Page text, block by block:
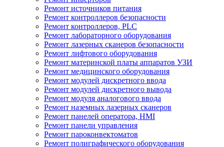
Ремонт источников питания
Ремонт контроллеров безопасности
Ремонт контроллеров, PLC
Ремонт лабораторного оборудования
Ремонт лазерных сканеров безопасности
Ремонт лифтового оборудования
Ремонт материнской платы аппаратов УЗИ
Ремонт медицинского оборудования
Ремонт модулей дискретного ввода
Ремонт модулей дискретного вывода
Ремонт модуля аналогового ввода
Ремонт наземных лазерных сканеров
Ремонт панелей оператора, HMI
Ремонт панели управления
Ремонт пароконвектоматов
Ремонт полиграфического оборудования